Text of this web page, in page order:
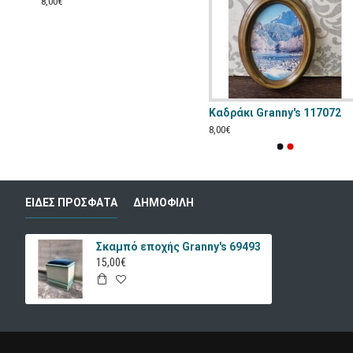
Καδράκι Granny's 117072
8,00€
ΕΊΔΕΣ ΠΡΌΣΦΑΤΑ ΔΗΜΟΦΙΛΉ
Σκαμπό εποχής Granny's 69493
15,00€